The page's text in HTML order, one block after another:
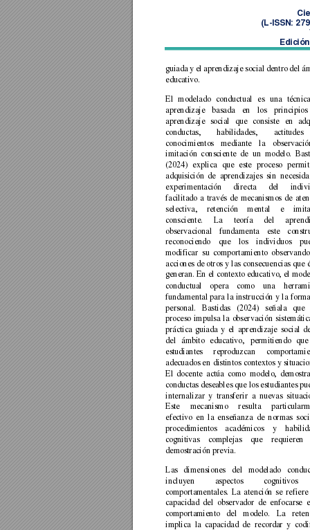
(L-ISSN:
guiada y el aprendizaje social dentro del
educativo.
El modelado conductual es una
aprendizaje
basada en los
principios
aprendizaje social que consiste en
conductas,
habilidades,
actitudes
conocimientos
mediante la
imitación consciente de un modelo.
(2024)
explica que este proceso
adquisición de aprendizajes sin nece
experimentación
directa del
facilitado a través de mecanismos de
selectiva,
retención mental e
consciente.
La teoría del
observacional
fundamenta este
reconociendo
que los individuos
modificar su comportamiento
acciones de otros y las consecuencias que
generan. En el contexto educativo, el
conductual
opera como una
fundamental para la instrucción y la
personal.
Bastidas (2024) señala
que
proceso impulsa la observación
práctica guiada y el aprendizaje social
del
ámbito educativo, permitiendo
estudiantes
reproduzcan
adecuados en distintos contextos y
El docente actúa como modelo,
conductas deseabl es que los estudiantes
internalizar y transferir a nuevas situac
Este
mecanismo resulta
efectivo en la enseñanza de normas
procedimientos
académicos y
cognitivas
complejas que
requieren
demostración previa.
Las dimensiones del modelado
incluyen
aspectos
cognitivos
comportamentales. La atención se refiere
capacidad del observador de enfocarse
comportamiento
del modelo. La
implica la capacidad de recordar y